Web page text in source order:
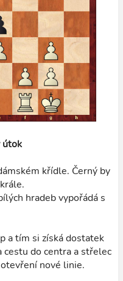
útok
křídle. Černý by
hradeb vypořádá s
a tím si získá dostatek
cestu do centra a střelec
nové linie.